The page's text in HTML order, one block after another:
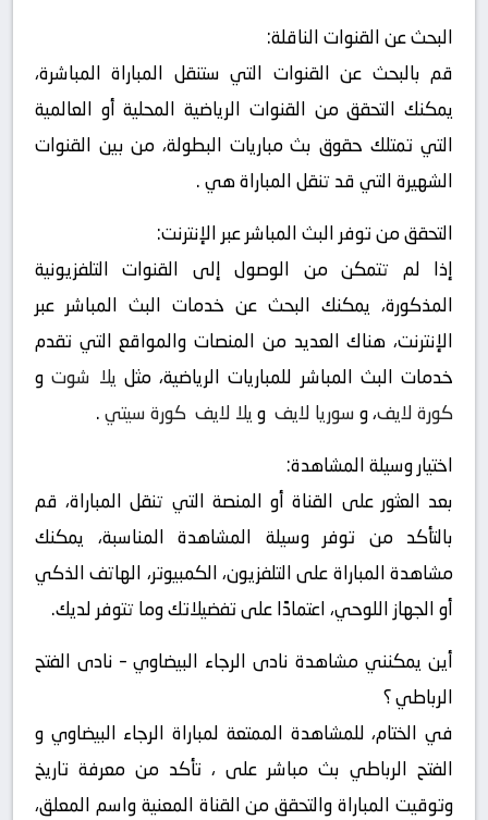
البحث عن القنوات الناقلة:
قم بالبحث عن القنوات التي ستنقل المباراة المباشرة،
يمكنك التحقق من القنوات الرياضية المحلية أو العالمية
التي تمتلك حقوق بث مباريات البطولة، من بين القنوات
الشهيرة التي قد تنقل المباراة هي .
التحقق من توفر البث المباشر عبر الإنترنت:
إذا لم تتمكن من الوصول إلى القنوات التلفزيونية
المذكورة، يمكنك البحث عن خدمات البث المباشر عبر
الإنترنت، هناك العديد من المنصات والمواقع التي تقدم
خدمات البث المباشر للمباريات الرياضية، مثل يلا شوتو
كورة لايف، وسوريا لايف ويلا لايف كورة سيتي.
اختيار وسيلة المشاهدة:
بعد العثور على القناة أو المنصة التي تنقل المباراة، قم
بالتأكد من توفر وسيلة المشاهدة المناسبة، يمكنك
مشاهدة المباراة على التلفزيون، الكمبيوتر، الهاتف الذكي
أو الجهاز اللوحي، اعتمادًا على تفضيلاتك وما تتوفر لديك.
أين يمكنني مشاهدة ‎نادى الرجاء البيضاوي – نادى الفتح
الرباطي ؟
في الختام، للمشاهدة الممتعة لمباراة الرجاء البيضاوي و
الفتح الرباطي بث مباشر على ، تأكد من معرفة تاريخ
وتوقيت المباراة والتحقق من القناة المعنية واسم المعلق،